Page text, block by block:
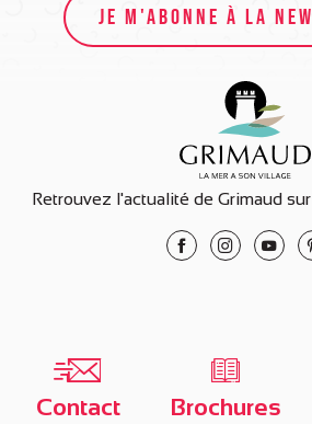
JE M'ABONNE À LA
Retrouvez l'actualité de Grimaud
Contact Brochures